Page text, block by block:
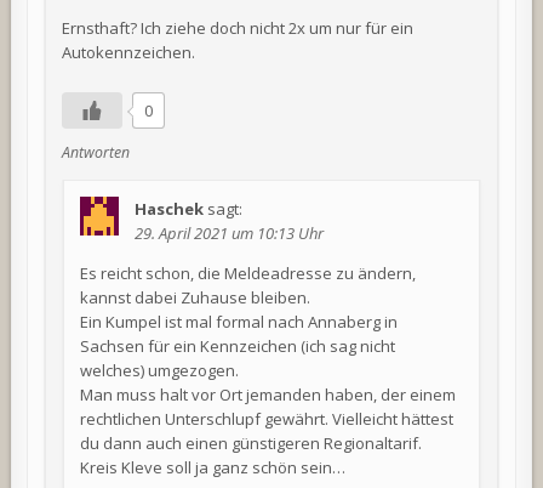
Ernsthaft? Ich ziehe doch nicht 2x um nur für ein
Autokennzeichen.
0
Antworten
Haschek sagt:
29. April 2021 um 10:13 Uhr
Es reicht schon, die Meldeadresse zu ändern,
kannst dabei Zuhause bleiben.
Ein Kumpel ist mal formal nach Annaberg in
Sachsen für ein Kennzeichen (ich sag nicht
welches) umgezogen.
Man muss halt vor Ort jemanden haben, der einem
rechtlichen Unterschlupf gewährt. Vielleicht hättest
du dann auch einen günstigeren Regionaltarif.
Kreis Kleve soll ja ganz schön sein…